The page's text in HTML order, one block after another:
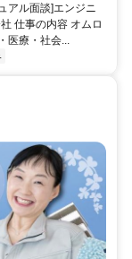
アル面談]エンジニ
仕事の内容 オムロ
療・社会...